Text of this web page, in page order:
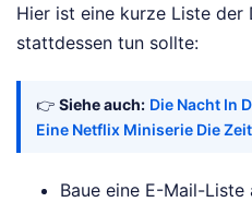
Hier ist eine kurze Liste der
stattdessen tun sollte:
👉 Siehe auch: Die Nacht In
Eine Netflix Miniserie Die
Baue eine E-Mail-